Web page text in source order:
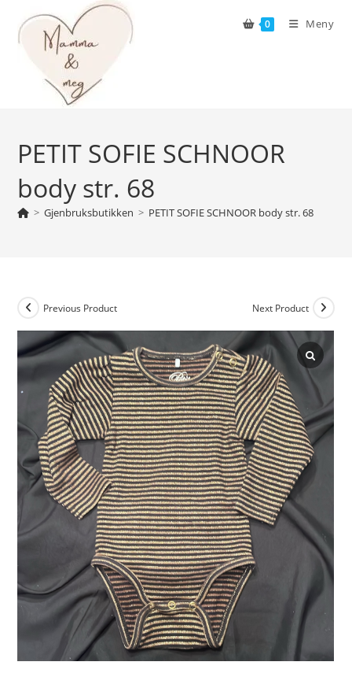
content
0 Meny
PETIT SOFIE SCHNOOR
body str. 68
> Gjenbruksbutikken > PETIT SOFIE SCHNOOR body str. 68
Previous Product Next Product